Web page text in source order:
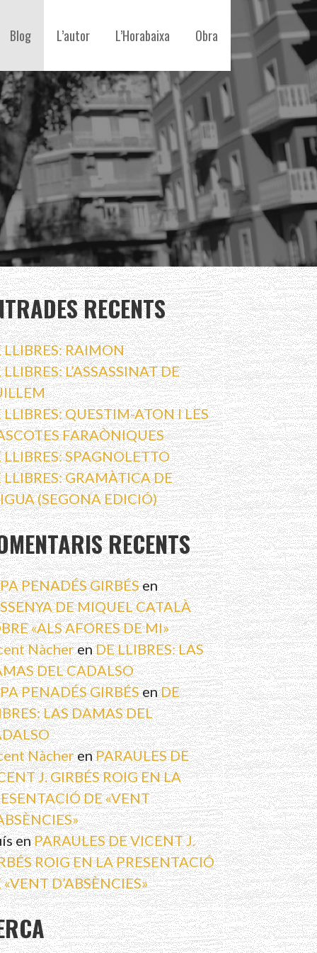
Blog L’autor L’Horabaixa Obra
RECENTS
LLIBRES: RAIMON
LLIBRES: L’ASSASSINAT DE
LLIBRES: QUESTIM-ATON I LES
FARAÒNIQUES
LLIBRES: SPAGNOLETTO
LLIBRES: GRAMÀTICA DE
(SEGONA EDICIÓ)
RECENTS
PENADÉS GIRBÉSen
DE MIQUEL CATALÀ
«ALS AFORES DE MI»
NàcherenDE LLIBRES: LAS
DEL CADALSO
PENADÉS GIRBÉSenDE
LAS DAMAS DEL
NàcherenPARAULES DE
J. GIRBÉS ROIG EN LA
DE «VENT
enPARAULES DE VICENT J.
ROIG EN LA PRESENTACIÓ
«VENT D’ABSÈNCIES»